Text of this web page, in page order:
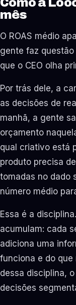
mês
O ROAS médio
gente faz questão
que o CEO olha
Por trás dele, a
as decisões de
manhã, a gente
orçamento
qual criativo está
produto precisa
tomadas no dado
número médio
Essa é a
acumulam: cada
adiciona uma
funciona e do que
dessa disciplina,
decisões